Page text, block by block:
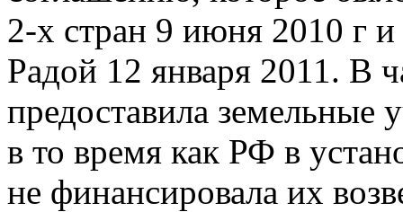
2-х стран 9 июня 2010 г
Радой 12 января 2011. В
предоставила земельные
в то время как РФ в
не финансировала их